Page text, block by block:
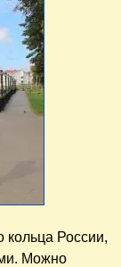
кольца России,
Можно